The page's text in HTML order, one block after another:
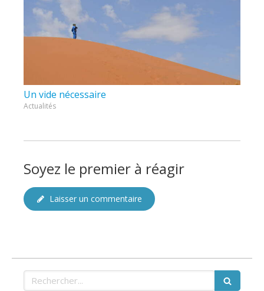
Un vide nécessaire
Actualités
Soyez le premier à réagir
Laisser un commentaire
Rechercher